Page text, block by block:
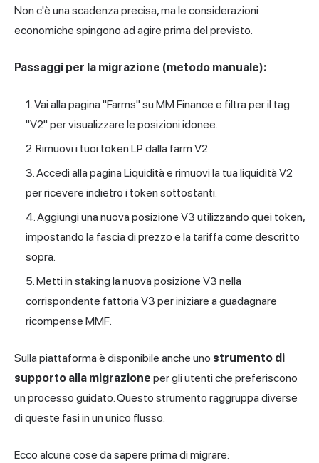
Non c'è una scadenza precisa, ma le considerazioni
economiche spingono ad agire prima del previsto.
Passaggi per la migrazione (metodo manuale):
Vai alla pagina "Farms" su MM Finance e filtra per il tag
"V2" per visualizzare le posizioni idonee.
Rimuovi i tuoi token LP dalla farm V2.
Accedi alla pagina Liquidità e rimuovi la tua liquidità V2
per ricevere indietro i token sottostanti.
Aggiungi una nuova posizione V3 utilizzando quei token,
impostando la fascia di prezzo e la tariffa come descritto
sopra.
Metti in staking la nuova posizione V3 nella
corrispondente fattoria V3 per iniziare a guadagnare
ricompense MMF.
Sulla piattaforma è disponibile anche uno strumento di
supporto alla migrazione per gli utenti che preferiscono
un processo guidato. Questo strumento raggruppa diverse
di queste fasi in un unico flusso.
Ecco alcune cose da sapere prima di migrare: